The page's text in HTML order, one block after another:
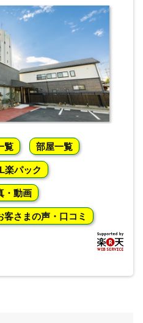
覧 部屋一覧
楽パック
・動画
客さまの声・口コミ